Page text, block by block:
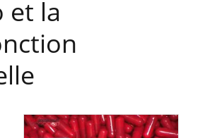
et la